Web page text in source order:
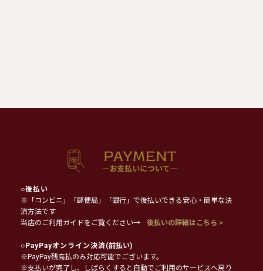
○後払い
※「コンビニ」「郵便局」「銀行」で後払いできる安心・簡単な決
済方法です
当店のご利用ガイドをご覧ください→
後払いの詳細はこちら >
○PayPayオンライン決済(前払い)
※PayPay残高払のみ対応可能でございます。
※支払いが完了し、しばらくすると自動でご利用のサービスへ戻り